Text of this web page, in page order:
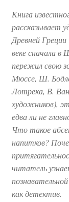
Книга
рассказывает
Древней
веке сначала в
пережил свою
Мюссе, Ш.
Лотрека, В.
художников),
едва ли не
Что такое
напитков?
читатель
как детектив.